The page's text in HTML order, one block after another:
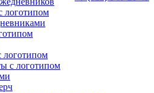
логотипом
логотипом
с логотипом